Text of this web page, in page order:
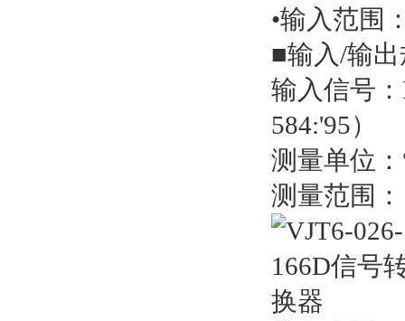
•输入范围
■输入/输
输入信号
584:'95）
测量单位
测量范围：